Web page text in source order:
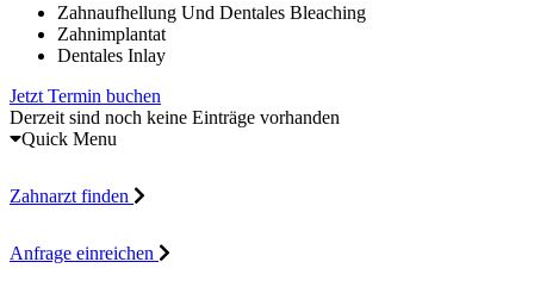
Zahnaufhellung Und Dentales Bleaching
Zahnimplantat
Dentales Inlay
Jetzt Termin buchen
Derzeit sind noch keine Einträge vorhanden
Quick Menu
Zahnarzt finden
Anfrage einreichen